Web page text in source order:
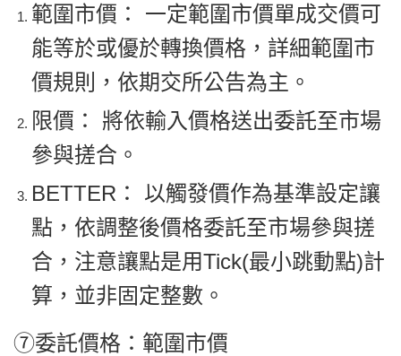
範圍市價： 一定範圍市價單成交價可
能等於或優於轉換價格，詳細範圍市
價規則，依期交所公告為主。
限價： 將依輸入價格送出委託至市場
參與搓合。
BETTER： 以觸發價作為基準設定讓
點，依調整後價格委託至市場參與搓
合，注意讓點是用Tick(最小跳動點)計
算，並非固定整數。
⑦委託價格：範圍市價